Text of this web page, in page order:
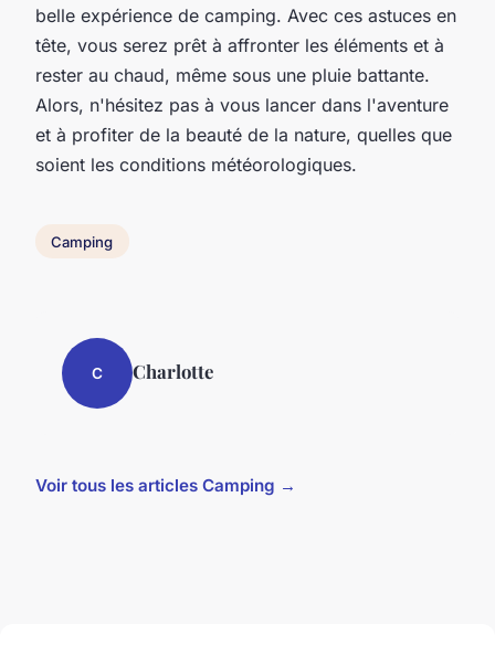
belle expérience de camping. Avec ces astuces en
tête, vous serez prêt à affronter les éléments et à
rester au chaud, même sous une pluie battante.
Alors, n'hésitez pas à vous lancer dans l'aventure
et à profiter de la beauté de la nature, quelles que
soient les conditions météorologiques.
Camping
C Charlotte
Voir tous les articles Camping →